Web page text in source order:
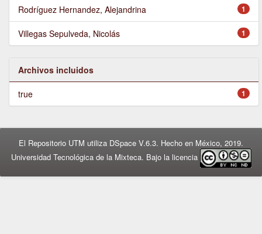
1
Rodríguez Hernandez, Alejandrina
1
Villegas Sepulveda, Nicolás
Archivos incluidos
1
true
El Repositorio UTM utiliza DSpace V.6.3. Hecho en México, 2019.
Universidad Tecnológica de la Mixteca. Bajo la licencia